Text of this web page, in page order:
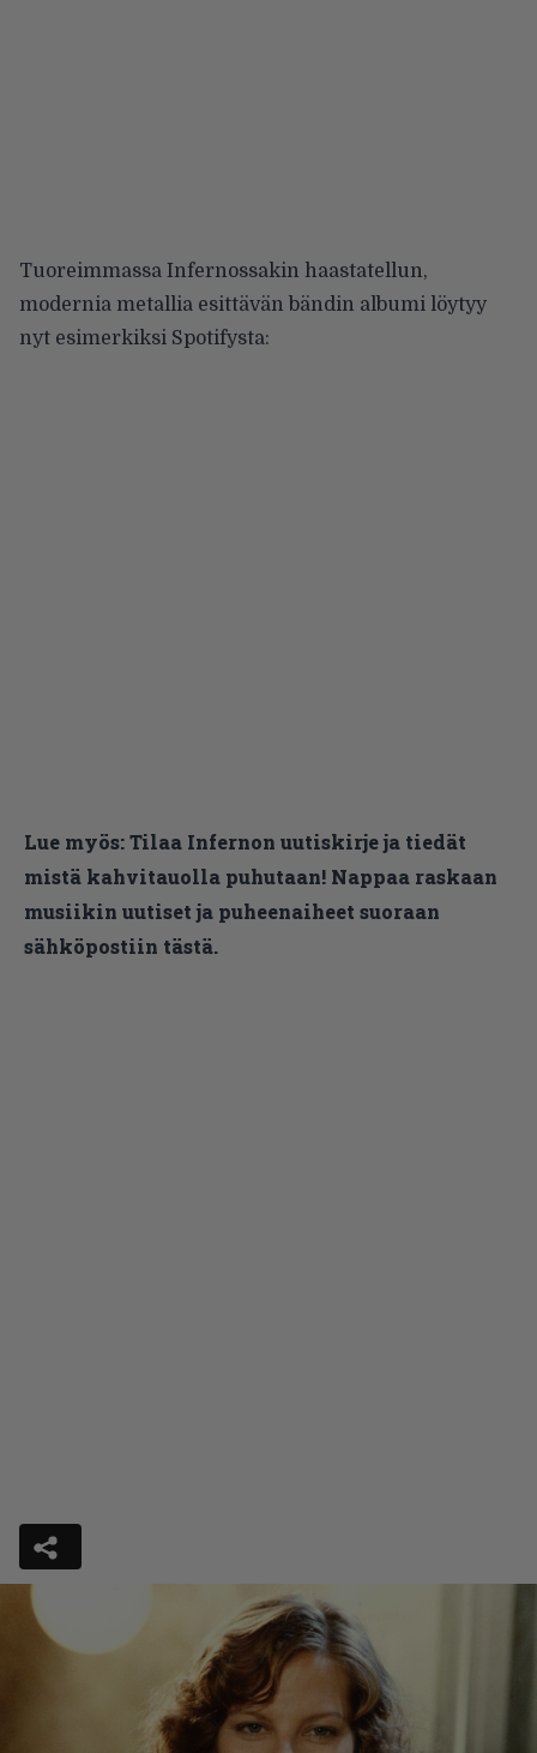
Tuoreimmassa Infernossakin haastatellun,
modernia metallia esittävän bändin albumi löytyy
nyt esimerkiksi Spotifysta:
Lue myös:Tilaa Infernon uutiskirje ja tiedät
mistä kahvitauolla puhutaan! Nappaa raskaan
musiikin uutiset ja puheenaiheet suoraan
sähköpostiin tästä.